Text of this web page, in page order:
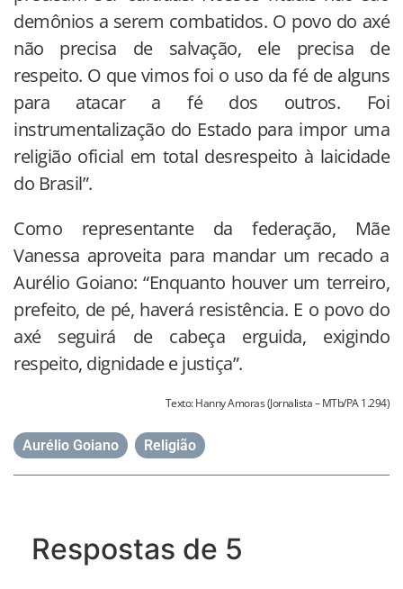
demônios a serem combatidos. O povo do axé
não precisa de salvação, ele precisa de
respeito. O que vimos foi o uso da fé de alguns
para atacar a fé dos outros. Foi
instrumentalização do Estado para impor uma
religião oficial em total desrespeito à laicidade
do Brasil”.
Como representante da federação, Mãe
Vanessa aproveita para mandar um recado a
Aurélio Goiano: “Enquanto houver um terreiro,
prefeito, de pé, haverá resistência. E o povo do
axé seguirá de cabeça erguida, exigindo
respeito, dignidade e justiça”.
Texto: Hanny Amoras (Jornalista – MTb/PA 1.294)
Aurélio Goiano Religião
Respostas de 5